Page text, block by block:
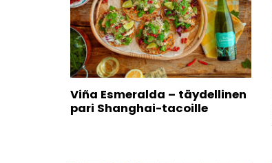
Viña Esmeralda – täydellinen
pari Shanghai-tacoille